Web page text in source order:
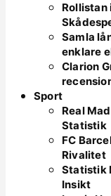
Rollistan
Samla
enklare
Clarion
Sport
Real
Statistik
FC
Rivalitet
Statistik
Insikt